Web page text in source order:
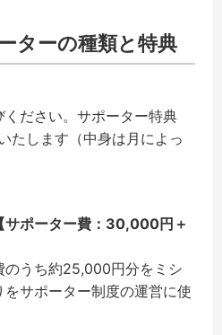
ターの種類と特典
ださい。サポーター特典
たします（中身は月によっ
ポーター費：30,000円＋
のうち約25,000円分をミシ
サポーター制度の運営に使